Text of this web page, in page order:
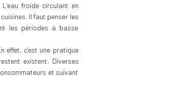
froide circulant en
Il faut penser les
les périodes à basse
effet, c’est une pratique
existent. Diverses
et suivant